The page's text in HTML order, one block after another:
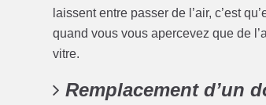
laissent entre passer de l’air, c’est
quand vous vous apercevez que de
vitre.
Remplacement d’un